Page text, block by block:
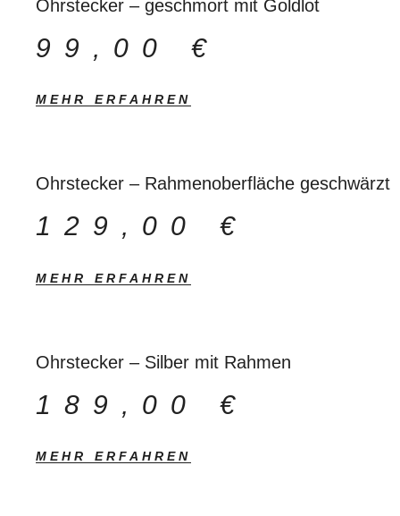
Ohrstecker – geschmort mit Goldlot
99,00 €
MEHR ERFAHREN
Ohrstecker – Rahmenoberfläche geschwärzt
129,00 €
MEHR ERFAHREN
Ohrstecker – Silber mit Rahmen
189,00 €
MEHR ERFAHREN